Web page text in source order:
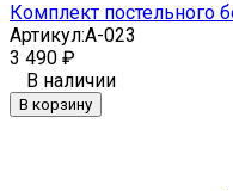
Комплект постельного
Артикул:A-023
3 490 ₽
В наличии
В корзину